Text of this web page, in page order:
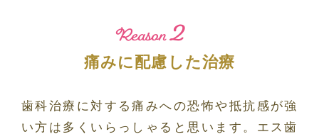
Reason2
痛みに配慮した治療
歯科治療に対する痛みへの恐怖や抵抗感が強
い方は多くいらっしゃると思います。エス歯